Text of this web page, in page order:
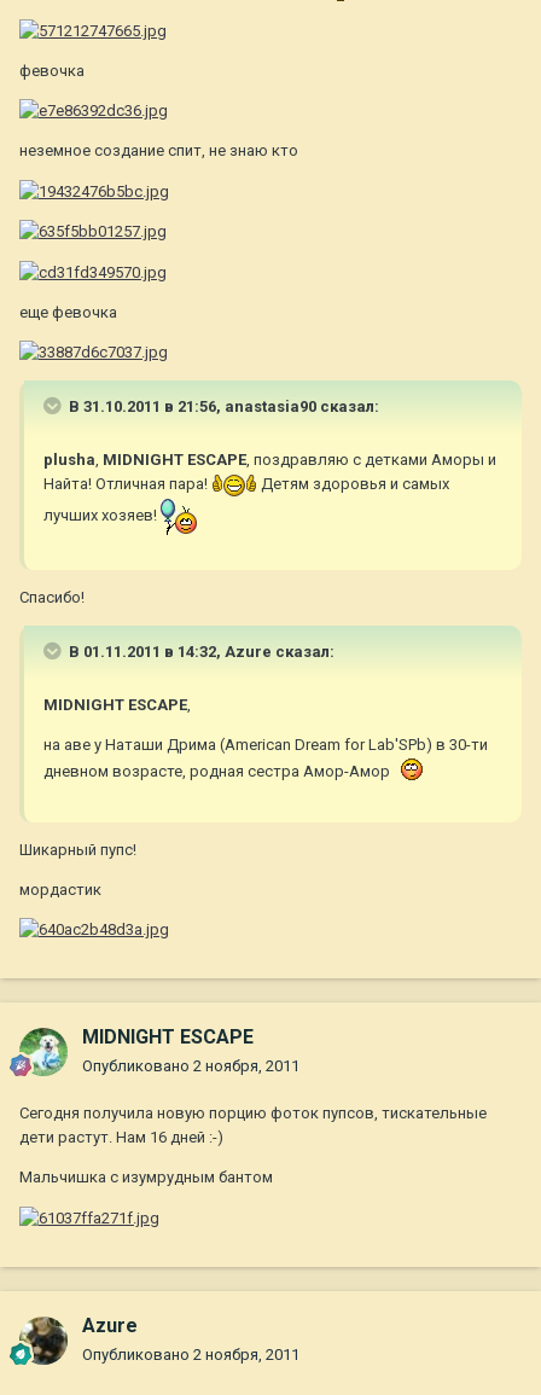
февочка
неземное создание спит, не знаю кто
еще февочка
В 31.10.2011 в 21:56, anastasia90 сказал:
plusha, MIDNIGHT ESCAPE, поздравляю с детками Аморы и
Найта! Отличная пара!
Детям здоровья и самых
лучших хозяев!
Спасибо!
В 01.11.2011 в 14:32, Azure сказал:
MIDNIGHT ESCAPE
на аве у Наташи Дрима (American Dream for Lab'SPb) в 30-ти
дневном возрасте, родная сестра Амор-Амор
Шикарный пупс!
мордастик
MIDNIGHT ESCAPE
Опубликовано 2 ноября, 2011
Сегодня получила новую порцию фоток пупсов, тискательные
дети растут. Нам 16 дней :-)
Мальчишка с изумрудным бантом
Azure
Опубликовано 2 ноября, 2011